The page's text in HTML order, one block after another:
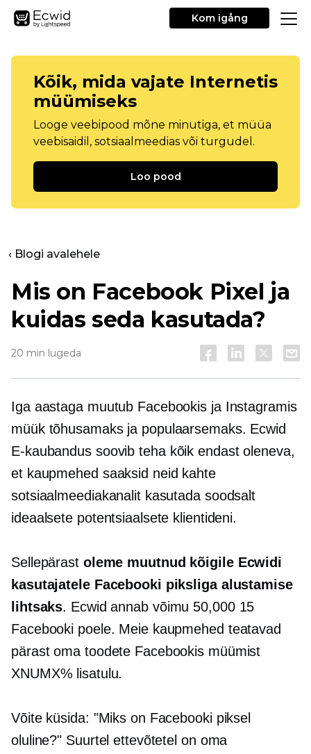
Kom igång
Kõik, mida vajate Internetis
müümiseks
Looge veebipood mõne minutiga, et müüa
veebisaidil, sotsiaalmeedias või turgudel.
Loo pood
‹ Blogi avalehele
Mis on Facebook Pixel ja
kuidas seda kasutada?
20 min lugeda
Iga aastaga muutub Facebookis ja Instagramis
müük tõhusamaks ja populaarsemaks. Ecwid
E-kaubandussoovib teha kõik endast oleneva,
et kaupmehed saaksid neid kahte
sotsiaalmeediakanalit kasutada soodsalt
ideaalsete potentsiaalsete klientideni.
Sellepärast oleme muutnud kõigile Ecwidi
kasutajatele Facebooki piksliga alustamise
lihtsaks. Ecwid annab võimu 50,000 15
Facebooki poele. Meie kaupmehed teatavad
pärast oma toodete Facebookis müümist
XNUMX% lisatulu.
Võite küsida: "Miks on Facebooki piksel
oluline?" Suurtel ettevõtetel on oma